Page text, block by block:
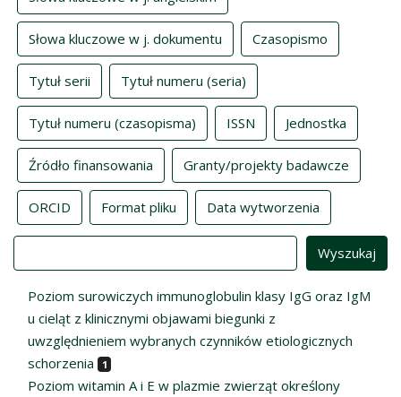
Słowa kluczowe w j. dokumentu Czasopismo
Tytuł serii Tytuł numeru (seria)
Tytuł numeru (czasopisma) ISSN Jednostka
Źródło finansowania Granty/projekty badawcze
ORCID Format pliku Data wytworzenia
Poziom surowiczych immunoglobulin klasy IgG oraz IgM
u cieląt z klinicznymi objawami biegunki z
uwzględnieniem wybranych czynników etiologicznych
schorzenia
1
Poziom witamin A i E w plazmie zwierząt określony